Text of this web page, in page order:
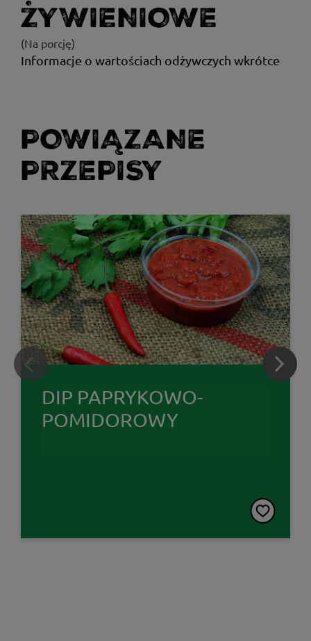
ŻYWIENIOWE
(Na porcję)
Informacje o wartościach odżywczych wkrótce
POWIĄZANE
PRZEPISY
DIP PAPRYKOWO-
POMIDOROWY